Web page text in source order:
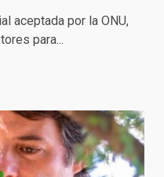
aceptada por la ONU,
para...